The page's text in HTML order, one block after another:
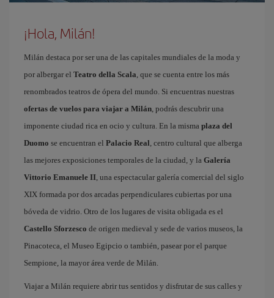
¡Hola, Milán!
Milán destaca por ser una de las capitales mundiales de la moda y
por albergar el Teatro della Scala, que se cuenta entre los más
renombrados teatros de ópera del mundo. Si encuentras nuestras
ofertas de vuelos para viajar a Milán, podrás descubrir una
imponente ciudad rica en ocio y cultura. En la misma plaza del
Duomo se encuentran el Palacio Real, centro cultural que alberga
las mejores exposiciones temporales de la ciudad, y la Galería
Vittorio Emanuele II, una espectacular galería comercial del siglo
XIX formada por dos arcadas perpendiculares cubiertas por una
bóveda de vidrio. Otro de los lugares de visita obligada es el
Castello Sforzesco de origen medieval y sede de varios museos, la
Pinacoteca, el Museo Egipcio o también, pasear por el parque
Sempione, la mayor área verde de Milán.
Viajar a Milán requiere abrir tus sentidos y disfrutar de sus calles y